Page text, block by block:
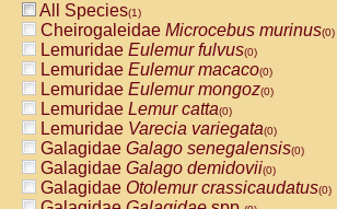
All Species(1)
Cheirogaleidae Microcebus murinus(0)
Lemuridae Eulemur fulvus(0)
Lemuridae Eulemur macaco(0)
Lemuridae Eulemur mongoz(0)
Lemuridae Lemur catta(0)
Lemuridae Varecia variegata(0)
Galagidae Galago senegalensis(0)
Galagidae Galago demidovii(0)
Galagidae Otolemur crassicaudatus(0)